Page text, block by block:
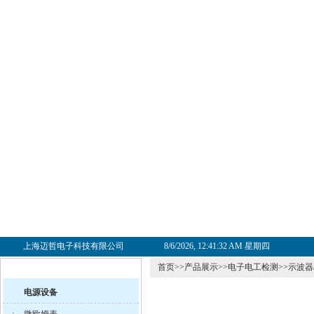
上海迈哲电子科技有限公司 8/6/2026, 12:41:32 AM 星期四
电源设备
首页>>产品展示>>电子电工检测>>示波